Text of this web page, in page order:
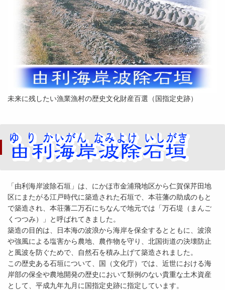
未来に残したい漁業漁村の歴史文化財産百選（国指定史跡）
「由利海岸波除石垣」は、にかほ市金浦飛地区から仁賀保芹田地
区にまたがる江戸時代に築造された石垣で、本荘藩の助成のもと
で築造され、本荘藩二万石にちなんで地元では「万石堤（まんご
くつつみ）」と呼ばれてきました。
築造の目的は、日本海の波浪から海岸を保全するとともに、波浪
や強風による塩害から農地、農作物を守り、北国街道の決壊防止
と風波を防ぐためで、自然石を積み上げて築造されました。
この歴史ある石垣について、国（文化庁）では、近世における海
岸部の保全や農地開発の歴史において類例のない貴重な土木資産
として、平成九年九月に国指定史跡に指定しています。